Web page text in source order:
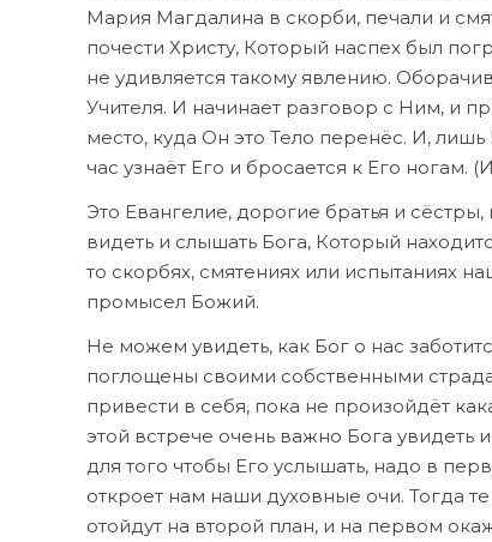
Мария Магдалина в скорби, печали и
почести Христу, Который наспех был
не удивляется такому явлению.
Учителя. И начинает разговор с Ним, и
место, куда Он это Тело перенёс. И,
час узнаёт Его и бросается к Его ногам.
Это Евангелие, дорогие братья и
видеть и слышать Бога, Который
то скорбях, смятениях или испытаниях
промысел Божий.
Не можем увидеть, как Бог о нас
поглощены своими собственными
привести в себя, пока не произойдёт
этой встрече очень важно Бога увидеть
для того чтобы Его услышать, надо в
откроет нам наши духовные очи. Тогда
отойдут на второй план, и на первом